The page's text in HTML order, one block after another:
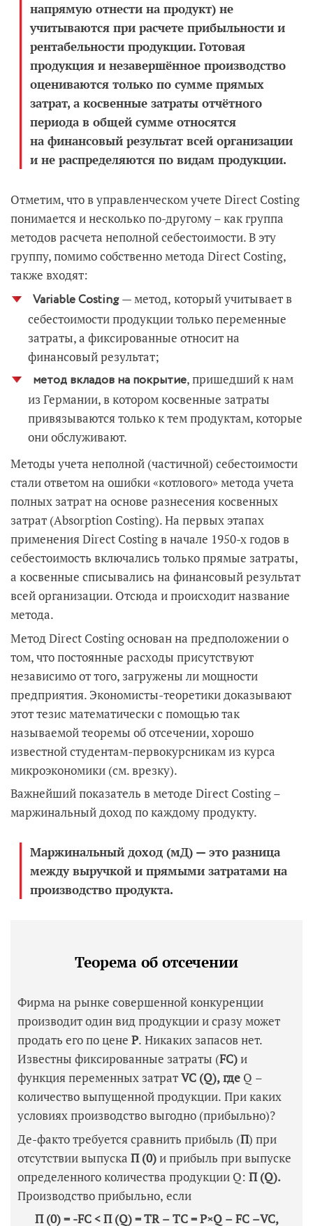
напрямую отнести на продукт) не
учитываются при расчете прибыльности и
рентабельности продукции. Готовая
продукция и незавершённое производство
оцениваются только по сумме прямых
затрат, а косвенные затраты отчётного
периода в общей сумме относятся
на финансовый результат всей организации
и не распределяются по видам продукции.
Отметим, что в управленческом учете Direct Costing
понимается и несколько по-другому – как группа
методов расчета неполной себестоимости. В эту
группу, помимо собственно метода Direct Costing,
также входят:
Variable Costing— метод, который учитывает в
себестоимости продукции только переменные
затраты, а фиксированные относит на
финансовый результат;
метод вкладов на покрытие, пришедший к нам
из Германии, в котором косвенные затраты
привязываются только к тем продуктам, которые
они обслуживают.
Методы учета неполной (частичной) себестоимости
стали ответом на ошибки «котлового» метода учета
полных затрат на основе разнесения косвенных
затрат (Absorption Costing). На первых этапах
применения Direct Costing в начале 1950-х годов в
себестоимость включались только прямые затраты,
а косвенные списывались на финансовый результат
всей организации. Отсюда и происходит название
метода.
Метод Direct Costing основан на предположении о
том, что постоянные расходы присутствуют
независимо от того, загружены ли мощности
предприятия. Экономисты-теоретики доказывают
этот тезис математически с помощью так
называемой теоремы об отсечении, хорошо
известной студентам-первокурсникам из курса
микроэкономики (см. врезку).
Важнейший показатель в методе Direct Costing –
маржинальный доход по каждому продукту.
Маржинальный доход (мД) — это разница
между выручкой и прямыми затратами на
производство продукта.
Теорема об отсечении
Фирма на рынке совершенной конкуренции
производит один вид продукции и сразу может
продать его по цене Р. Никаких запасов нет.
Известны фиксированные затраты (FC)и
функция переменных затратVC (Q), где Q –
количество выпущенной продукции. При каких
условиях производство выгодно (прибыльно)?
Де-факто требуется сравнить прибыль (П) при
отсутствии выпуска П (0)и прибыль при выпуске
определенного количества продукции Q: П (Q).
Производство прибыльно, если
П (0) = -FC < П (Q) =TR – TC =P×Q – FC –VC,